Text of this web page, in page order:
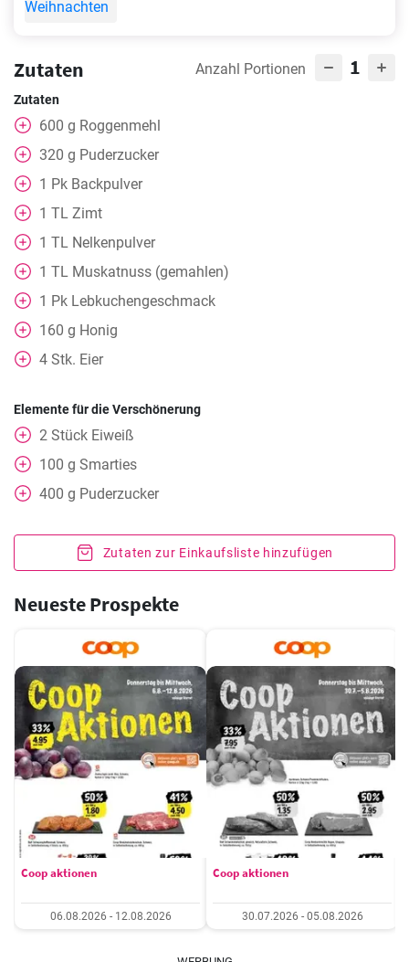
Zutaten Anzahl Portionen 1
Zutaten
600 g Roggenmehl
320 g Puderzucker
1 Pk Backpulver
1 TL Zimt
1 TL Nelkenpulver
1 TL Muskatnuss (gemahlen)
1 Pk Lebkuchengeschmack
160 g Honig
4 Stk. Eier
Elemente für die Verschönerung
2 Stück Eiweiß
100 g Smarties
400 g Puderzucker
Zutaten zur Einkaufsliste hinzufügen
Neueste Prospekte
Coop aktionen
06.08.2026 - 12.08.2026
Coop aktionen
30.07.2026 - 05.08.2026